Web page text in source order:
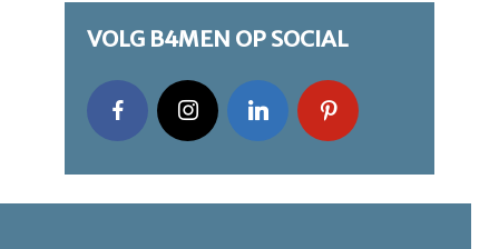
VOLG B4MEN OP SOCIAL